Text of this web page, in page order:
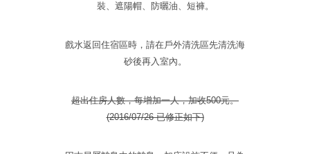
裝、遮陽帽、防曬油、短褲。
戲水返回住宿區時，請在戶外清洗區先清洗海
砂後再入室內。
超出住房人數，每增加一人，加收500元。
(2016/07/26 已修正如下)